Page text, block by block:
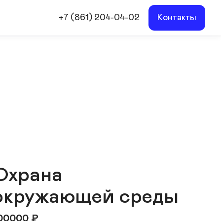
+7 (861) 204-04-02 Контакты
среды
₽